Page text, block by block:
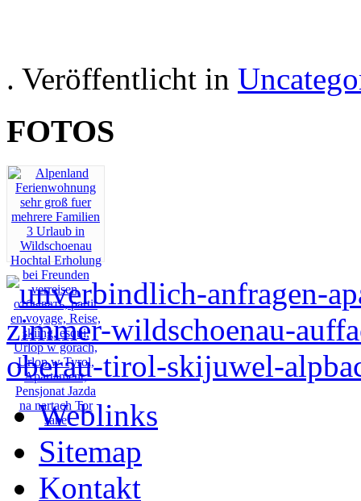
. Veröffentlicht in
FOTOS
Weblinks
Sitemap
Kontakt